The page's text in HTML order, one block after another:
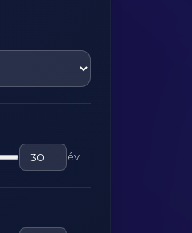
év